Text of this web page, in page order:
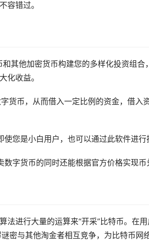
容错过。
其他加密货币构建您的多样化投资组合
化收益。
货币，从而借入一定比例的资金，借入
您是小白用户，也可以通过此软件进行
字货币的同时还能根据官方价格实现币
进行大量的运算来“开采”比特币。在用
密与其他淘金者相互竞争，为比特币网